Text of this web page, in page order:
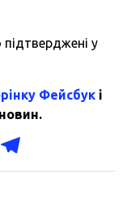
у
Фейсбук і